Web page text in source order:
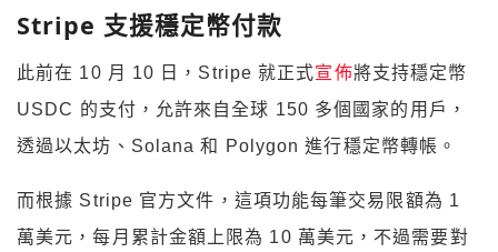
Stripe 支援穩定幣付款
此前在 10 月 10 日，Stripe 就正式宣佈將支持穩定幣
USDC 的支付，允許來自全球 150 多個國家的用戶，
透過以太坊、Solana 和 Polygon 進行穩定幣轉帳。
而根據 Stripe 官方文件，這項功能每筆交易限額為 1
萬美元，每月累計金額上限為 10 萬美元，不過需要對